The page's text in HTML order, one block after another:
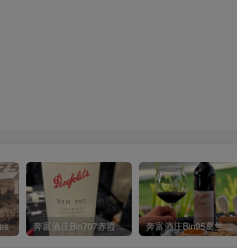
奔富酒庄Bin707赤霞珠红葡萄酒Penfolds Bin 707 Cabernet Sauvignon 2021 奔富酒庄Bin95葛兰许红葡萄酒 Grange 2019